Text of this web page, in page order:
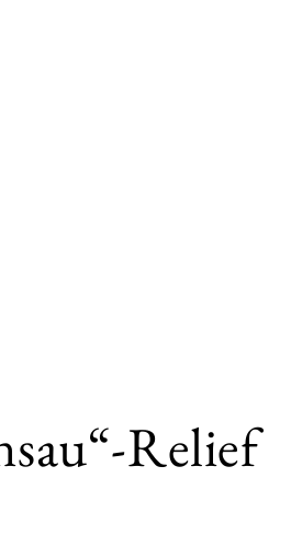
Relief